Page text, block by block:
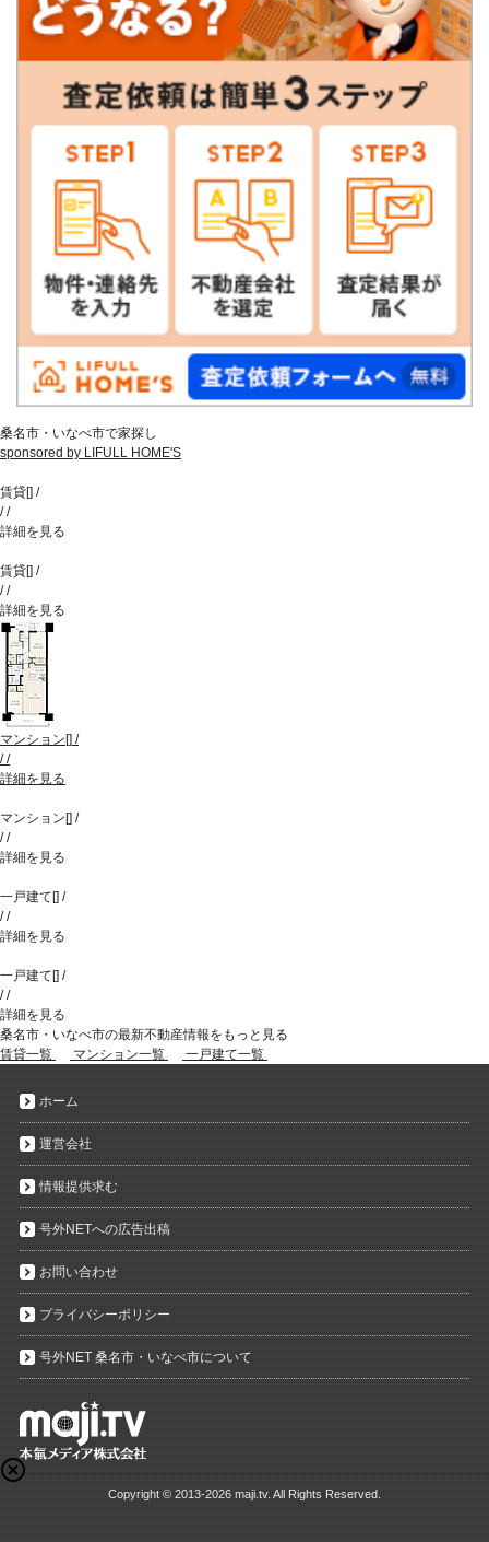
桑名市・いなべ市で家探し
sponsored by LIFULL HOME'S
賃貸[] /
//
詳細を見る
賃貸[] /
//
詳細を見る
マンション [] /
//
詳細を見る
マンション [] /
//
詳細を見る
一戸建て [] /
//
詳細を見る
一戸建て [] /
//
詳細を見る
桑名市・いなべ市の最新不動産情報をもっと見る
賃貸一覧
マンション一覧 一戸建て一覧
ホーム
運営会社
情報提供求む
号外NETへの広告出稿
お問い合わせ
プライバシーポリシー
号外NET 桑名市・いなべ市について
Copyright © 2013-2026 maji.tv. All Rights Reserved.